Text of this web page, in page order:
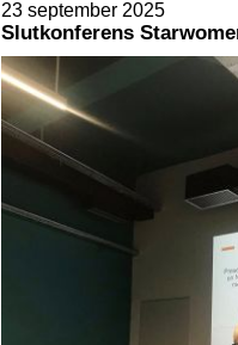
23 september 2025
Slutkonferens